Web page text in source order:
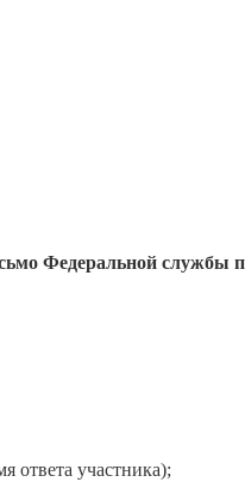
Федеральной службы
ответа участника);